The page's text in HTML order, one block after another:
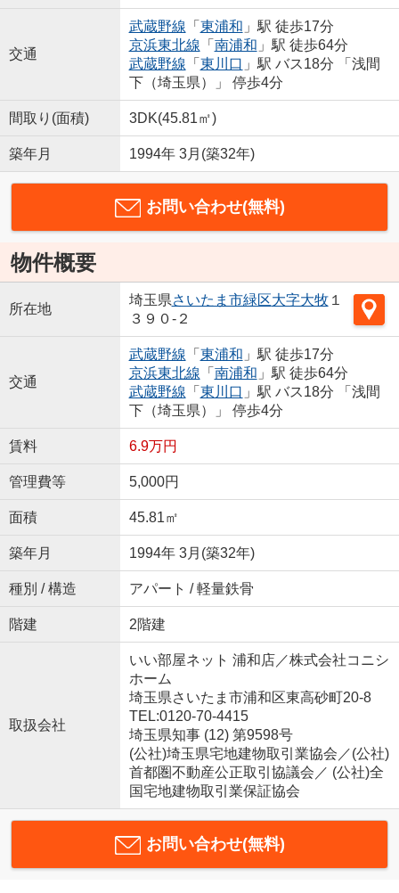
交通
武蔵野線 「 東浦和 」駅 徒歩17分
京浜東北線 「 南浦和 」駅 徒歩64分
武蔵野線 「 東川口 」駅 バス18分 「浅間
下（埼玉県）」 停歩4分
間取り(面積) 3DK(45.81㎡)
築年月 1994年 3月(築32年)
お問い合わせ(無料)
物件概要
所在地
埼玉県さいたま市緑区大字大牧１
３９０-２
交通
武蔵野線 「 東浦和 」駅 徒歩17分
京浜東北線 「 南浦和 」駅 徒歩64分
武蔵野線 「 東川口 」駅 バス18分 「浅間
下（埼玉県）」 停歩4分
賃料 6.9万円
管理費等 5,000円
面積 45.81㎡
築年月 1994年 3月(築32年)
種別 / 構造 アパート / 軽量鉄骨
階建 2階建
取扱会社
いい部屋ネット 浦和店／株式会社コニシ
ホーム
埼玉県さいたま市浦和区東高砂町20-8
TEL:0120-70-4415
埼玉県知事 (12) 第9598号
(公社)埼玉県宅地建物取引業協会／(公社)
首都圏不動産公正取引協議会／ (公社)全
国宅地建物取引業保証協会
お問い合わせ(無料)